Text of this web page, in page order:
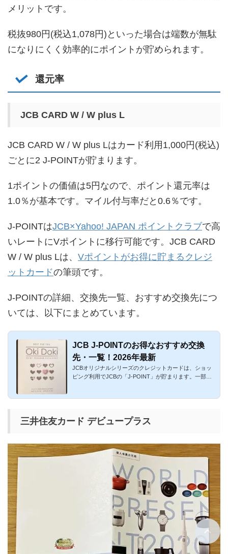
メリットです。
税抜980円(税込1,078円)といった場合は端数が無駄
になりにくく効率的にポイントが貯められます。
還元率
JCB CARD W / W plus L
JCB CARD W / W plus Lはカード利用1,000円(税込)
ごとに2 J-POINTが貯まります。
1ポイントの価値は5円なので、ポイント還元率は
1.0％が基本です。マイル付与率だと0.6％です。
J-POINTはJCB×Yahoo! JAPAN ポイントクラブで高
いレートにVポイントに移行可能です。JCB CARD
W / W plus Lは、 Vポイントがお得に貯まるクレジ
ットカードの筆頭です。
J-POINTの詳細、交換先一覧、おすすめ交換先につ
いては、以下にまとめています。
JCB J-POINTのお得なおすすめ交換
先・一覧！2026年最新
JCBオリジナルシリーズのクレジットカードは、ショッ
ピング利用でJCBの「J-POINT」が貯まります。一部のJ
三井住友カード デビュープラス